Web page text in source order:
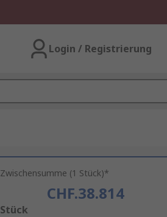
Login / Registrierung
Zwischensumme (1 Stück)*
CHF.38.814
Add
Stück